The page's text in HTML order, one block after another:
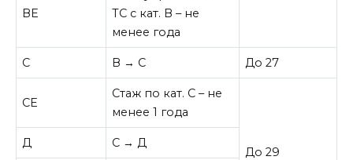
ВЕ
ТС с кат. В – не
менее года
С В → С До 27
СЕ
Стаж по кат. С – не
менее 1 года
До 29
Д С → Д